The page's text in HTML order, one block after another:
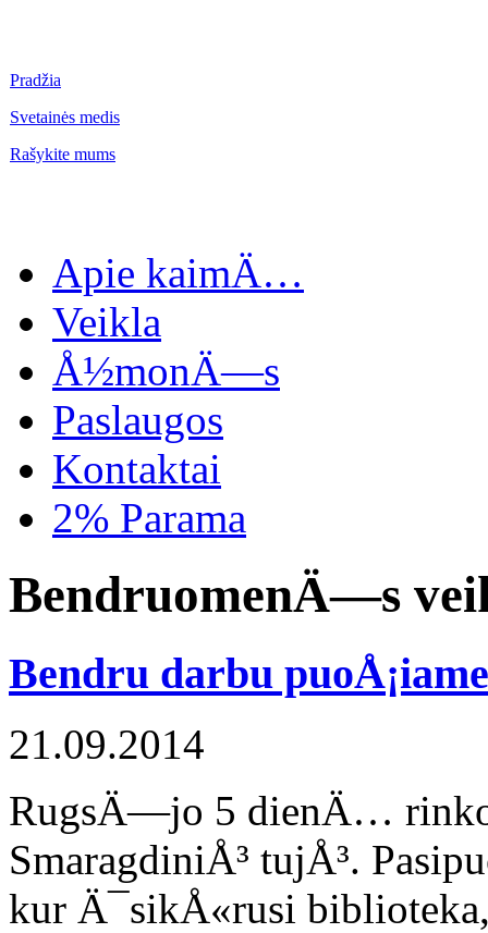
Pradžia
Svetainės medis
Rašykite mums
Apie kaimÄ…
Veikla
Å½monÄ—s
Paslaugos
Kontaktai
2% Parama
BendruomenÄ—s
Bendru darbu
21.09.2014
RugsÄ—jo 5 dienÄ…
SmaragdiniÅ³ tujÅ³.
kur Ä¯sikÅ«rusi